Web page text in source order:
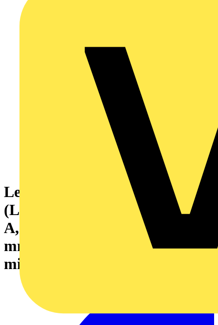
Leiterplattensteckverbinder
(Leiteranschluss), 160 V, 13.4
A, Raster in mm: 3.50, 1.5
mm², Polzahl: 42, PUSH IN
mit Betätigungselement, Box